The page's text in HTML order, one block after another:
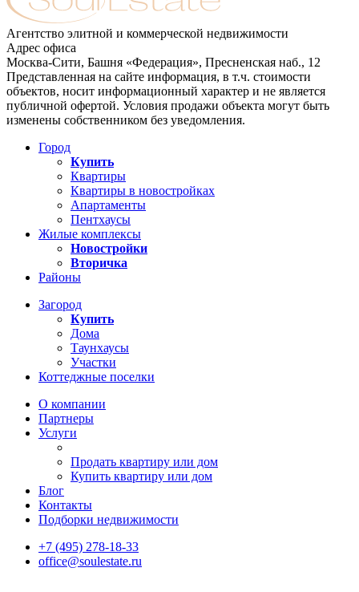
Агентство элитной и коммерческой недвижимости
Адрес офиса
Москва-Сити, Башня «Федерация», Пресненская наб., 12
Представленная на сайте информация, в т.ч. стоимости
объектов, носит информационный характер и не является
публичной офертой. Условия продажи объекта могут быть
изменены собственником без уведомления.
Город
Купить
Квартиры
Квартиры в новостройках
Апартаменты
Пентхаусы
Жилые комплексы
Новостройки
Вторичка
Районы
Загород
Купить
Дома
Таунхаусы
Участки
Коттеджные поселки
О компании
Партнеры
Услуги
Продать квартиру или дом
Купить квартиру или дом
Блог
Контакты
Подборки недвижимости
+7 (495) 278-18-33
office@soulestate.ru